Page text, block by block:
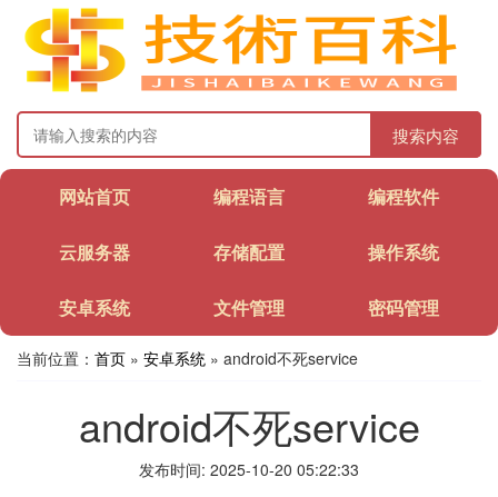
搜索内容
网站首页 编程语言 编程软件
云服务器 存储配置 操作系统
安卓系统 文件管理 密码管理
当前位置： 首页 » 安卓系统 » android不死service
android不死service
发布时间: 2025-10-20 05:22:33